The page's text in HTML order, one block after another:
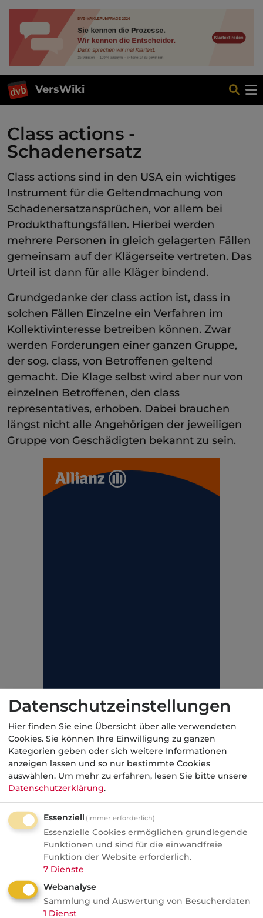
VersWiki
Class actions -
Schadenersatz
Class actions sind in den USA ein wichtiges
Instrument für die Geltendmachung von
Schadenersatzansprüchen, vor allem bei
Produkthaftungsfällen. Hierbei werden
mehrere Personen in gleich gelagerten Fällen
gemeinsam auf der Klägerseite vertreten. Das
Urteil ist dann für alle Kläger bindend.
Grundgedanke der class action ist, dass in
solchen Fällen Einzelne ein Verfahren im
Kollektivinteresse betreiben können. Zwar
werden Forderungen einer ganzen Gruppe,
der sog. class, von Betroffenen geltend
gemacht. Die Klage selbst wird aber nur von
einzelnen Betroffenen, den class
representatives, erhoben. Dabei brauchen
längst nicht alle Angehörigen der jeweiligen
Gruppe von Geschädigten bekannt zu sein.
Zulässig ist eine class action jedoch nur, wenn
die Gruppe der Geschädigten so groß ist, dass
eine gemeinschaftliche Klage aus praktischen
Erwägungen nicht in Betracht kommt.
Außerdem müssen die Ansprüche innerhalb
dieser Gruppe in rechtlicher und tatsächlicher
Datenschutzeinstellungen
Hier finden Sie eine Übersicht über alle verwendeten
Cookies. Sie können Ihre Einwilligung zu ganzen
Kategorien geben oder sich weitere Informationen
anzeigen lassen und so nur bestimmte Cookies
auswählen. Um mehr zu erfahren, lesen Sie bitte unsere
Datenschutzerklärung.
Essenziell (immer erforderlich)
Essenzielle Cookies ermöglichen grundlegende
Funktionen und sind für die einwandfreie
Funktion der Website erforderlich.
7 Dienste
Webanalyse
Sammlung und Auswertung von Besucherdaten
1 Dienst